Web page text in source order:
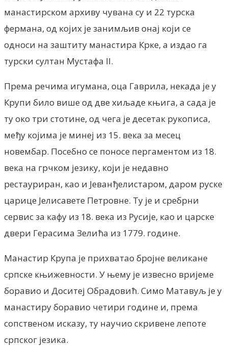
манастирском архиву чувана су и 22 турска
фермана, од којих је занимљив онај који се
односи на заштиту манастира Крке, а издао га
турски султан Мустафа II.
Према речима игумана, оца Гаврила, некада је у
Крупи било више од две хиљаде књига, а сада је
ту око три стотине, од чега је десетак рукописа,
међу којима је минеј из 15. века за месец
новембар. Посебно се поносе пергаментом из 18.
века на грчком језику, који је недавно
рестауриран, као и Јеванђелистаром, даром руске
царице Јелисавете Петровне. Ту је и сребрни
сервис за кафу из 18. века из Русије, као и царске
двери Герасима Зелића из 1779. године.
Манастир Крупа је прихватао бројне великане
српске књижевности. У њему је извесно вријеме
боравио и Доситеј Обрадовић. Симо Матавуљ је у
манастиру боравио четири године и, према
сопственом исказу, ту научио скривене лепоте
српског језика.